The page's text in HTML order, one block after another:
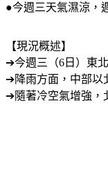
●今週三天氣濕涼，
【現況概述】
➔今週三（6日）東
➔降雨方面，中部以
➔隨著冷空氣增強，